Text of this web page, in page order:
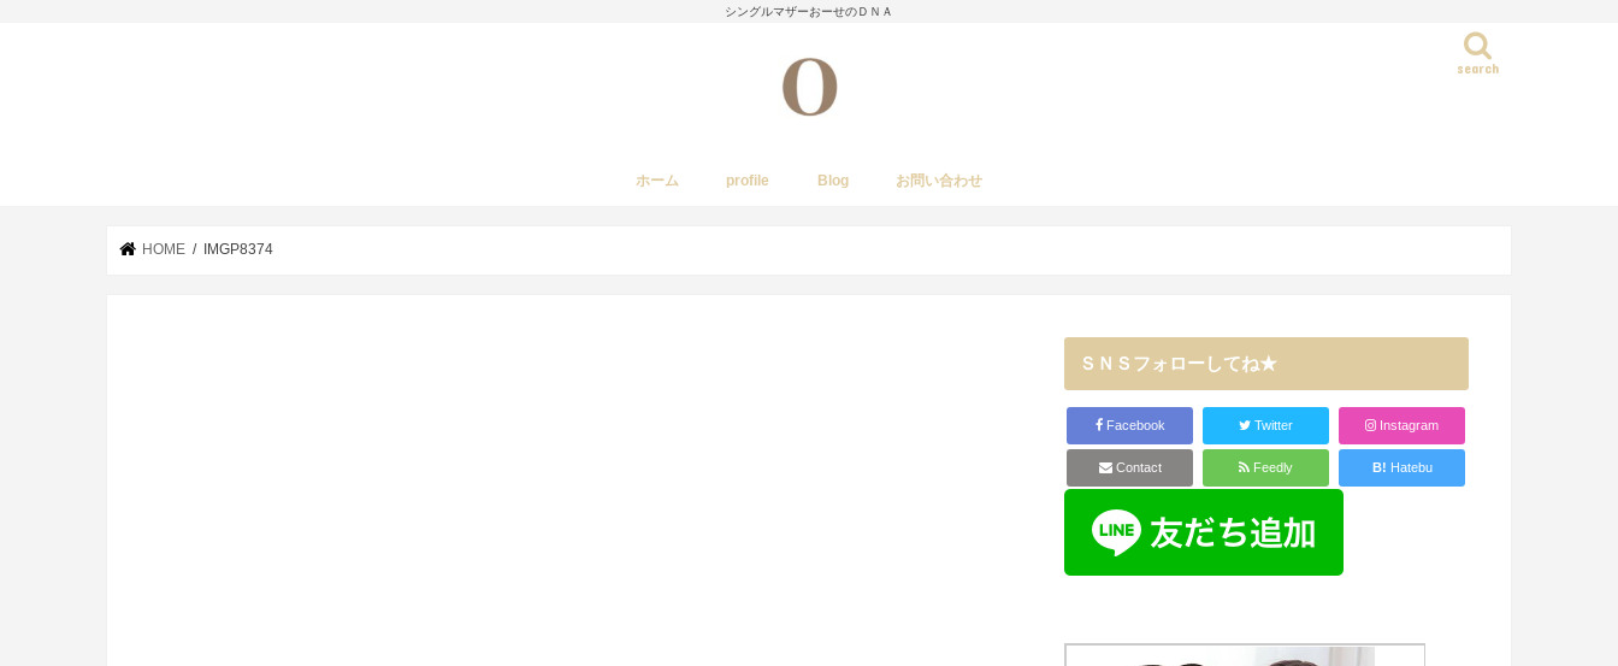
シングルマザーおーせのＤＮＡ
search
ホーム profile Blog お問い合わせ
HOME IMGP8374
ＳＮＳフォローしてね★
Facebook Twitter Instagram
Contact Feedly B! Hatebu